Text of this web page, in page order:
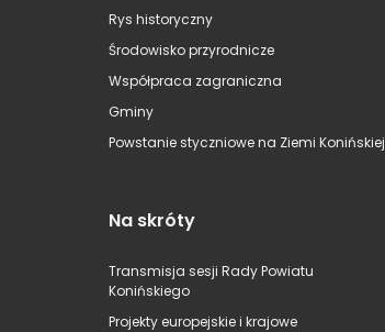
Rys historyczny
Środowisko przyrodnicze
Współpraca zagraniczna
Gminy
Powstanie styczniowe na Ziemi Konińskiej
Na skróty
Transmisja sesji Rady Powiatu
Konińskiego
Projekty europejskie i krajowe